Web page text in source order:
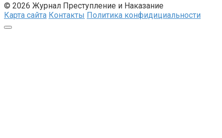
© 2026 Журнал Преступление и Наказание
Карта сайта Контакты Политика конфидициальности